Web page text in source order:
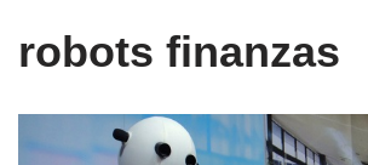
robots finanzas